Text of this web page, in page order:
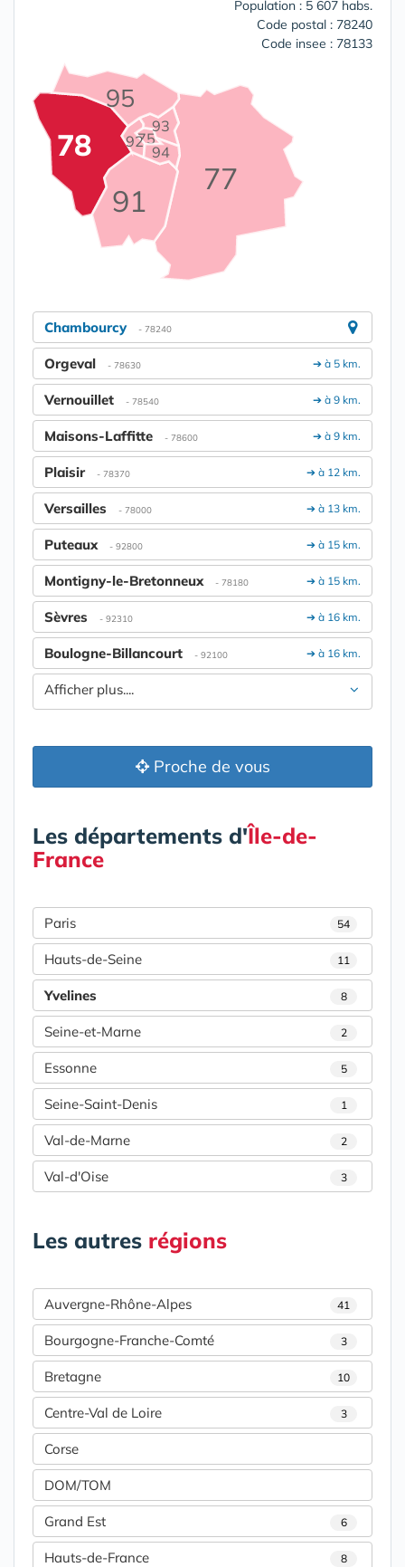
Population : 5 607 habs.
Code postal : 78240
Code insee : 78133
75
77
78
91
92
93
94
95
Chambourcy - 78240
➔ à 5 km.
Orgeval - 78630
➔ à 9 km.
Vernouillet - 78540
➔ à 9 km.
Maisons-Laffitte - 78600
➔ à 12 km.
Plaisir - 78370
➔ à 13 km.
Versailles - 78000
➔ à 15 km.
Puteaux - 92800
➔ à 15 km.
Montigny-le-Bretonneux - 78180
➔ à 16 km.
Sèvres - 92310
➔ à 16 km.
Boulogne-Billancourt - 92100
Afficher plus....
Proche de vous
Les départements d'Île-de-
France
Paris 54
Hauts-de-Seine 11
Yvelines 8
Seine-et-Marne 2
Essonne 5
Seine-Saint-Denis 1
Val-de-Marne 2
Val-d'Oise 3
Les autres régions
Auvergne-Rhône-Alpes 41
Bourgogne-Franche-Comté 3
Bretagne 10
Centre-Val de Loire 3
Corse
DOM/TOM
Grand Est 6
Hauts-de-France 8